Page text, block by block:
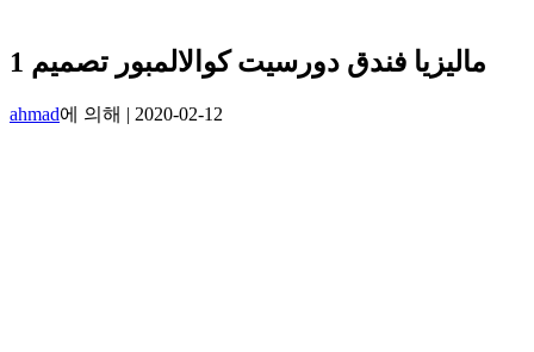
ماليزيا فندق دورسيت كوالالمبور تصميم 1
ahmad에 의해 | 2020-02-12